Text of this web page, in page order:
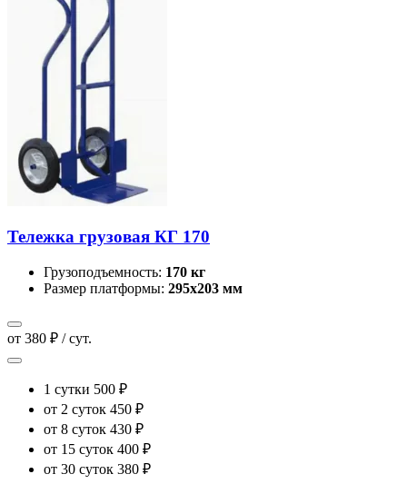
Тележка грузовая КГ 170
Грузоподъемность: 170 кг
Размер платформы: 295х203 мм
от 380 ₽ / сут.
1 сутки 500 ₽
от 2 суток 450 ₽
от 8 суток 430 ₽
от 15 суток 400 ₽
от 30 суток 380 ₽